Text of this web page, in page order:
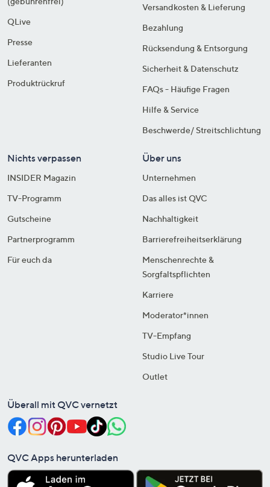
QLive
Presse
Lieferanten
Produktrückruf
Versandkosten & Lieferung
Bezahlung
Rücksendung & Entsorgung
Sicherheit & Datenschutz
FAQs - Häufige Fragen
Hilfe & Service
Beschwerde/ Streitschlichtung
Nichts verpassen
INSIDER Magazin
TV-Programm
Gutscheine
Partnerprogramm
Für euch da
Über uns
Unternehmen
Das alles ist QVC
Nachhaltigkeit
Barrierefreiheitserklärung
Menschenrechte &
Sorgfaltspflichten
Karriere
Moderator*innen
TV-Empfang
Studio Live Tour
Outlet
Überall mit QVC vernetzt
QVC Apps herunterladen